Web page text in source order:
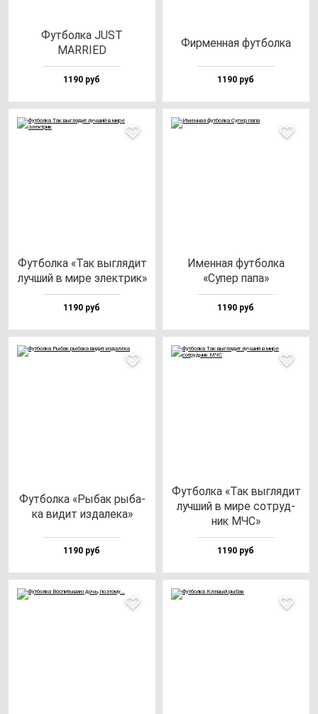
Фут­бол­ка JUST
MARRIED
1190 руб
Фир­мен­ная фут­бол­ка
1190 руб
Фут­бол­ка «Так выг­ля­дит
луч­ший в ми­ре элек­трик»
1190 руб
Имен­ная фут­бол­ка
«Супер па­па»
1190 руб
Фут­бол­ка «Рыбак ры­ба­
ка ви­дит из­да­ле­ка»
1190 руб
Фут­бол­ка «Так выг­ля­дит
луч­ший в ми­ре сот­руд­
ник МЧС»
1190 руб